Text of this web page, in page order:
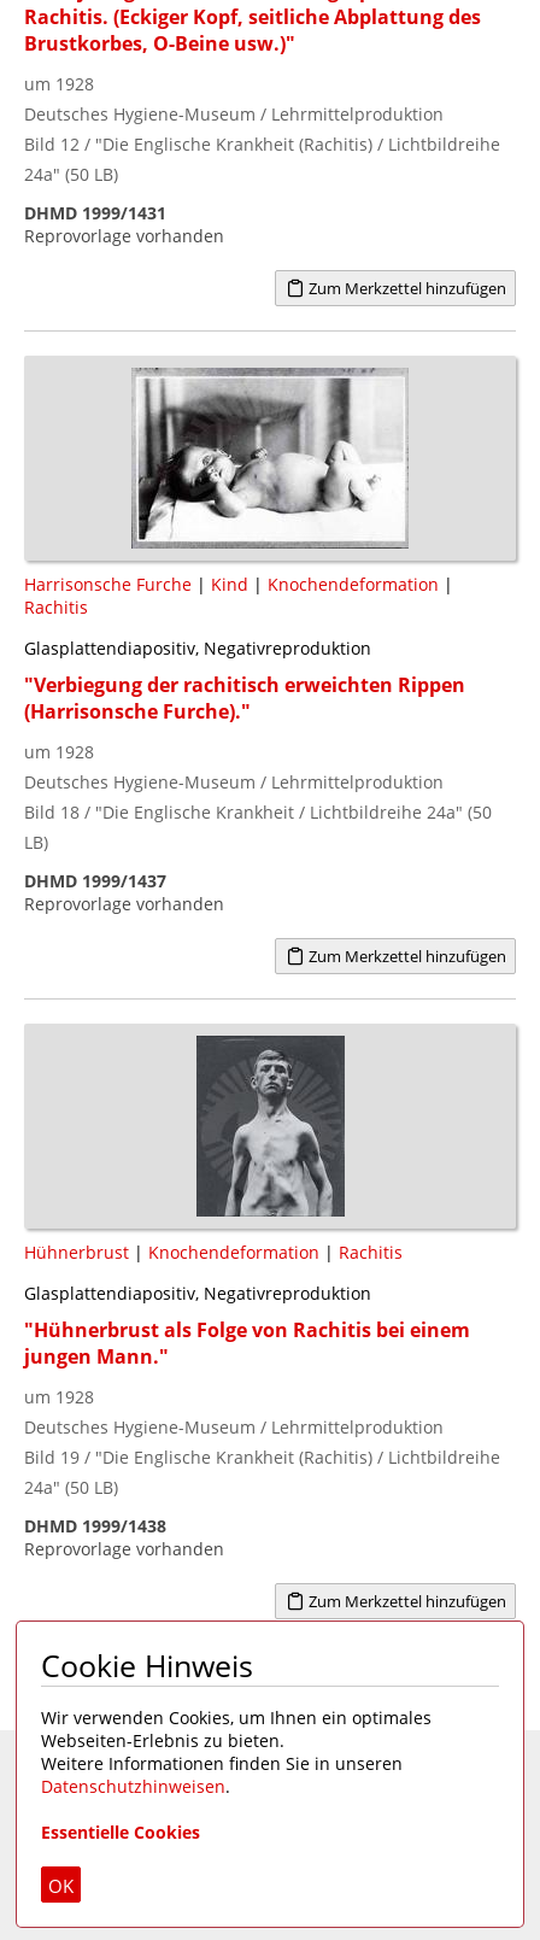
Rachitis. (Eckiger Kopf, seitliche Abplattung des
Brustkorbes, O-Beine usw.)"
um 1928
Deutsches Hygiene-Museum / Lehrmittelproduktion
Bild 12 / "Die Englische Krankheit (Rachitis) / Lichtbildreihe
24a" (50 LB)
DHMD 1999/1431
Reprovorlage vorhanden
Zum Merkzettel hinzufügen
Harrisonsche Furche | Kind | Knochendeformation |
Rachitis
Glasplattendiapositiv, Negativreproduktion
"Verbiegung der rachitisch erweichten Rippen
(Harrisonsche Furche)."
um 1928
Deutsches Hygiene-Museum / Lehrmittelproduktion
Bild 18 / "Die Englische Krankheit / Lichtbildreihe 24a" (50
LB)
DHMD 1999/1437
Reprovorlage vorhanden
Zum Merkzettel hinzufügen
Hühnerbrust | Knochendeformation | Rachitis
Glasplattendiapositiv, Negativreproduktion
"Hühnerbrust als Folge von Rachitis bei einem
jungen Mann."
um 1928
Deutsches Hygiene-Museum / Lehrmittelproduktion
Bild 19 / "Die Englische Krankheit (Rachitis) / Lichtbildreihe
24a" (50 LB)
DHMD 1999/1438
Reprovorlage vorhanden
Zum Merkzettel hinzufügen
Seite 1 von 2 1 >
Eine Seite desDeutschen Hygiene-Museums
Cookie Hinweis
Wir verwenden Cookies, um Ihnen ein optimales
Webseiten-Erlebnis zu bieten.
Weitere Informationen finden Sie in unseren
Datenschutzhinweisen.
Essentielle Cookies
OK